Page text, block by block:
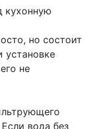
кухонную
но состоит
установке
не
вода без